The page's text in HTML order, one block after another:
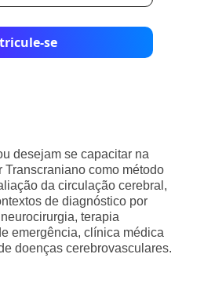
se
desejam se capacitar na
como método
da circulação cerebral,
de diagnóstico por
terapia
emergência, clínica médica
doenças cerebrovasculares.